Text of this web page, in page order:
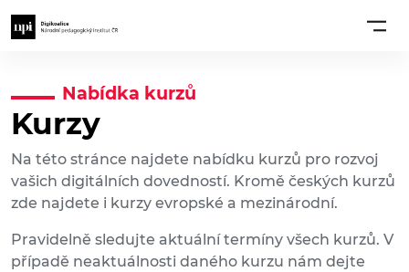
Nabídka kurzů
Kurzy
Na této stránce najdete nabídku kurzů pro rozvoj
vašich digitálních dovedností. Kromě českých kurzů
zde najdete i kurzy evropské a mezinárodní.
Pravidelně sledujte aktuální termíny všech kurzů. V
případě neaktuálnosti daného kurzu nám dejte